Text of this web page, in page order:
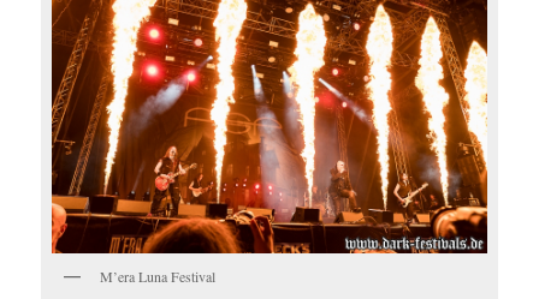
M’era Luna Festival